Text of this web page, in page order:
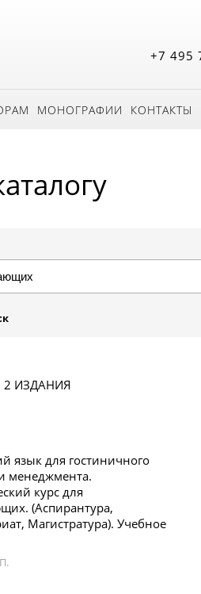
+7 495
МОНОГРАФИИ КОНТАКТЫ
ИЗДАНИЯ
язык для гостиничного
менеджмента.
курс для
(Аспирантура,
Магистратура). Учебное